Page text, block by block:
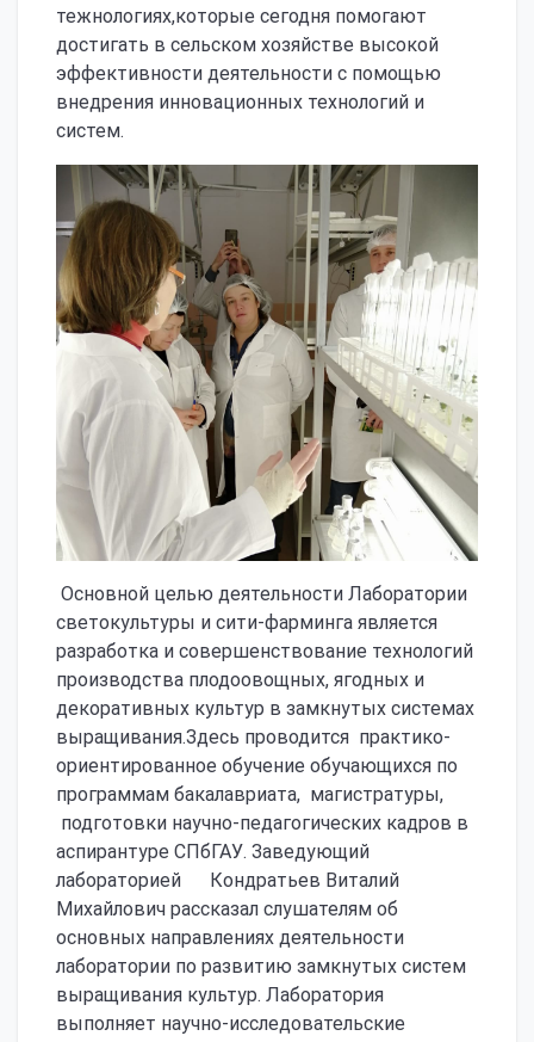
тежнологиях,которые сегодня помогают
достигать в сельском хозяйстве высокой
эффективности деятельности с помощью
внедрения инновационных технологий и
систем.
Основной целью деятельности Лаборатории
светокультуры и сити-фарминга является
разработка и совершенствование технологий
производства плодоовощных, ягодных и
декоративных культур в замкнутых системах
выращивания.Здесь проводится практико-
ориентированное обучение обучающихся по
программам бакалавриата, магистратуры,
подготовки научно-педагогических кадров в
аспирантуре СПбГАУ. Заведующий
лабораторией Кондратьев Виталий
Михайлович рассказал слушателям об
основных направлениях деятельности
лаборатории по развитию замкнутых систем
выращивания культур. Лаборатория
выполняет научно-исследовательские